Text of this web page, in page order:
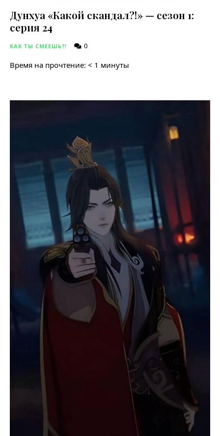
Дунхуа «Какой скандал?!» — сезон 1:
серия 24
КАК ТЫ СМЕЕШЬ?! 0
Время на прочтение: < 1 минуты